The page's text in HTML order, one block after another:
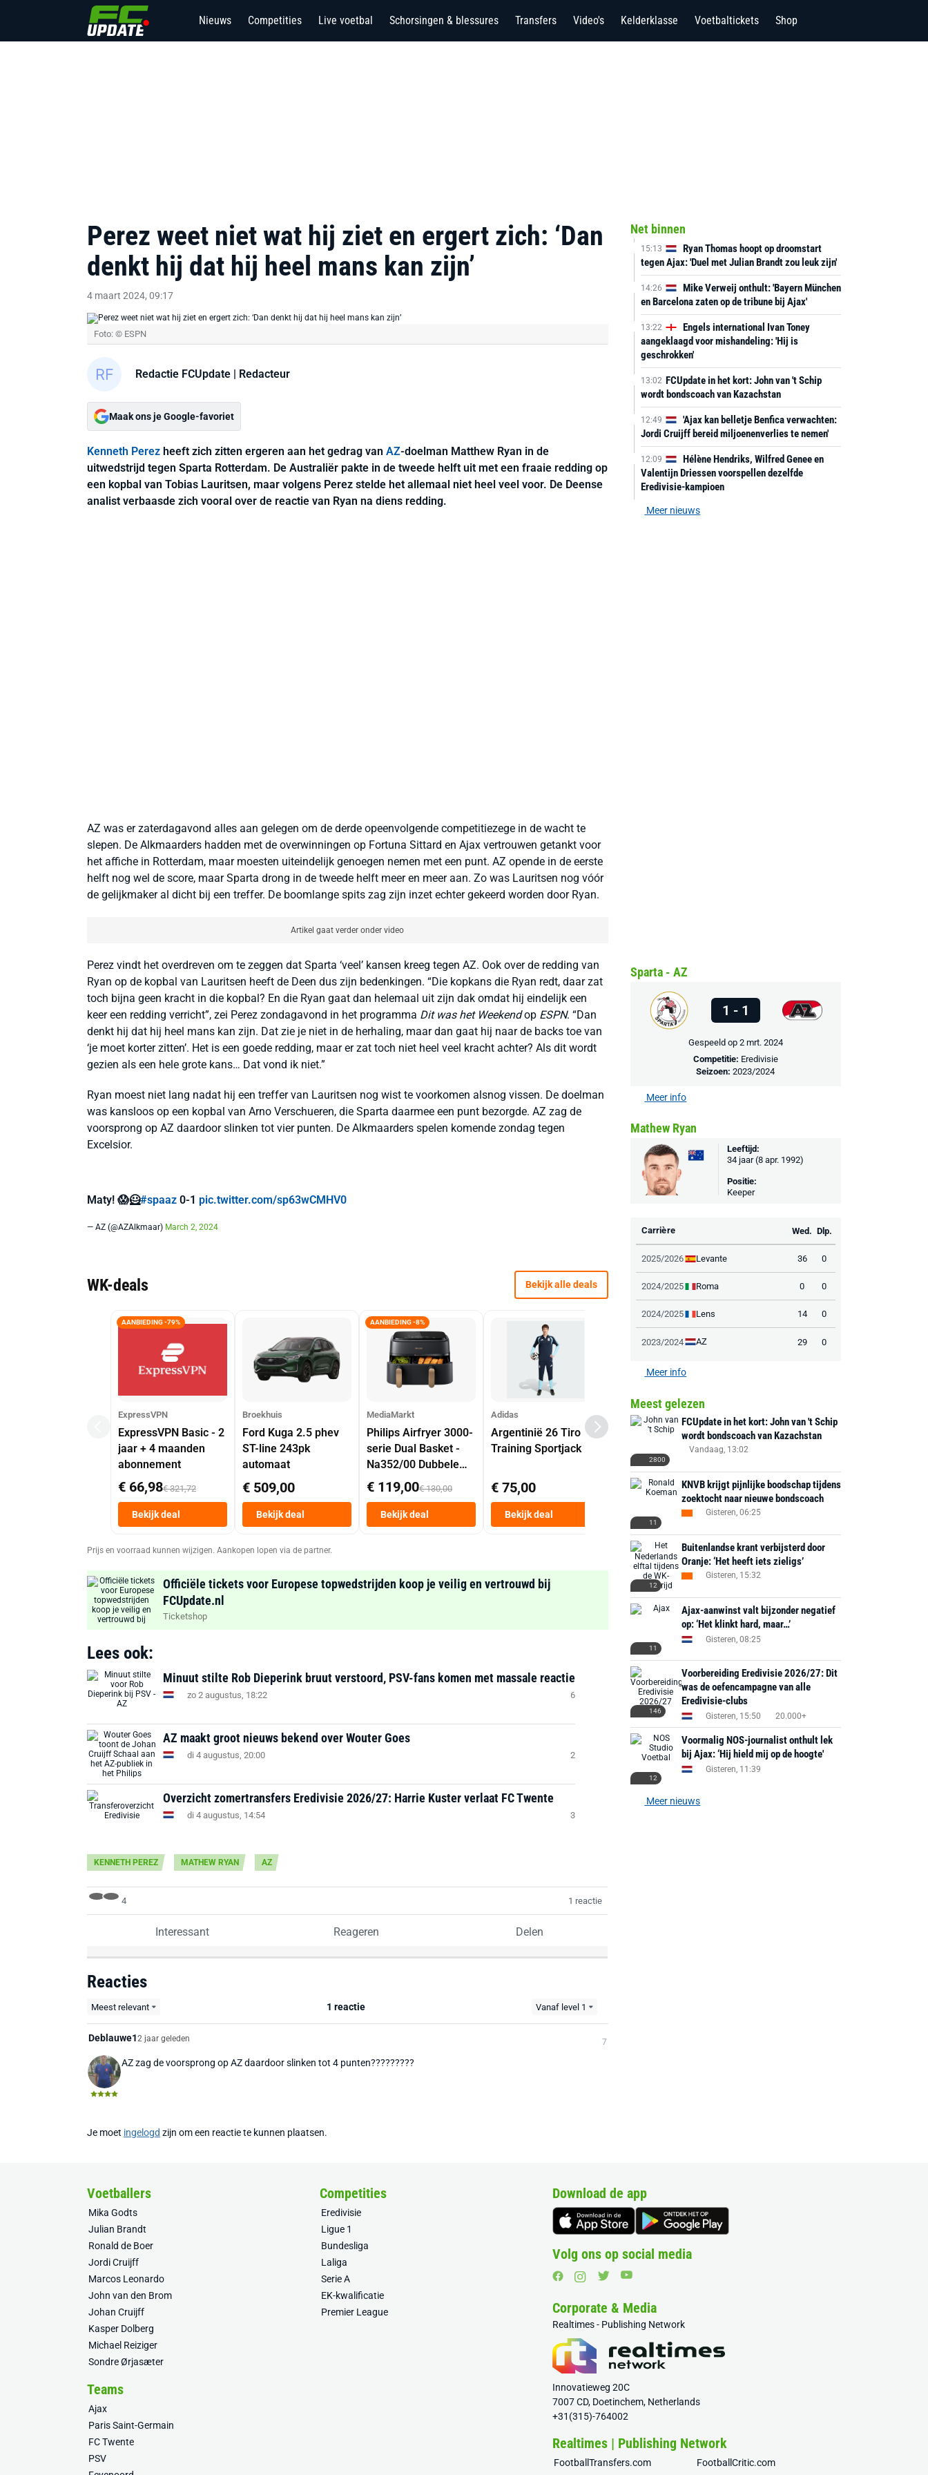
Nieuws Competities Live voetbal Schorsingen & blessures Transfers Video's Kelderklasse Voetbaltickets Shop
Perez weet niet wat hij ziet en ergert zich: ‘Dan
denkt hij dat hij heel mans kan zijn’
4 maart 2024, 09:17
Foto: © ESPN
Redactie FCUpdate | Redacteur
Maak ons je Google-favoriet
Kenneth Perez heeft zich zitten ergeren aan het gedrag van AZ-doelman Matthew Ryan in de
uitwedstrijd tegen Sparta Rotterdam. De Australiër pakte in de tweede helft uit met een fraaie redding op
een kopbal van Tobias Lauritsen, maar volgens Perez stelde het allemaal niet heel veel voor. De Deense
analist verbaasde zich vooral over de reactie van Ryan na diens redding.
AZ was er zaterdagavond alles aan gelegen om de derde opeenvolgende competitiezege in de wacht te
slepen. De Alkmaarders hadden met de overwinningen op Fortuna Sittard en Ajax vertrouwen getankt voor
het affiche in Rotterdam, maar moesten uiteindelijk genoegen nemen met een punt. AZ opende in de eerste
helft nog wel de score, maar Sparta drong in de tweede helft meer en meer aan. Zo was Lauritsen nog vóór
de gelijkmaker al dicht bij een treffer. De boomlange spits zag zijn inzet echter gekeerd worden door Ryan.
Artikel gaat verder onder video
Perez vindt het overdreven om te zeggen dat Sparta ‘veel’ kansen kreeg tegen AZ. Ook over de redding van
Ryan op de kopbal van Lauritsen heeft de Deen dus zijn bedenkingen. “Die kopkans die Ryan redt, daar zat
toch bijna geen kracht in die kopbal? En die Ryan gaat dan helemaal uit zijn dak omdat hij eindelijk een
keer een redding verricht”, zei Perez zondagavond in het programma Dit was het Weekendop ESPN. “Dan
denkt hij dat hij heel mans kan zijn. Dat zie je niet in de herhaling, maar dan gaat hij naar de backs toe van
‘je moet korter zitten’. Het is een goede redding, maar er zat toch niet heel veel kracht achter? Als dit wordt
gezien als een hele grote kans… Dat vond ik niet.”
Ryan moest niet lang nadat hij een treffer van Lauritsen nog wist te voorkomen alsnog vissen. De doelman
was kansloos op een kopbal van Arno Verschueren, die Sparta daarmee een punt bezorgde. AZ zag de
voorsprong op AZ daardoor slinken tot vier punten. De Alkmaarders spelen komende zondag tegen
Excelsior.
Maty! 😱🦸#spaaz 0-1 pic.twitter.com/sp63wCMHV0
— AZ (@AZAlkmaar) March 2, 2024
WK-deals Bekijk alle deals
AANBIEDING -79%
ExpressVPN
ExpressVPN Basic - 2
jaar + 4 maanden
abonnement
€ 66,98€ 321,72
Bekijk deal
Broekhuis
Ford Kuga 2.5 phev
ST-line 243pk
automaat
€ 509,00
Bekijk deal
AANBIEDING -8%
MediaMarkt
Philips Airfryer 3000-
serie Dual Basket -
Na352/00 Dubbele
Mand 9 L Tot 6
Personen
Heteluchtfriteuse
Zwart
€ 119,00€ 130,00
Bekijk deal
Adidas
Argentinië 26 Tiro
Training Sportjack
€ 75,00
Bekijk deal
MediaMarkt
EA Sports FC 26 -
€ 29,99
Bekijk deal
Adidas
F50 Messi Elite Firm
Ground Boots Kids
€ 78,00€ 130,00
Bekijk deal
Prijs en voorraad kunnen wijzigen. Aankopen lopen via de partner.
Officiële tickets voor Europese topwedstrijden koop je veilig en vertrouwd bij
FCUpdate.nl
Ticketshop
Lees ook:
Minuut stilte Rob Dieperink bruut verstoord, PSV-fans komen met massale reactie
zo 2 augustus, 18:22 6
AZ maakt groot nieuws bekend over Wouter Goes
di 4 augustus, 20:00 2
Overzicht zomertransfers Eredivisie 2026/27: Harrie Kuster verlaat FC Twente
di 4 augustus, 14:54 3
KENNETH PEREZ MATHEW RYAN AZ
4 1 reactie
Interessant Reageren Delen
Reacties
Meest relevant 1 reactie Vanaf level 1
Deblauwe12 jaar geleden 7
AZ zag de voorsprong op AZ daardoor slinken tot 4 punten?????????
Je moet ingelogd zijn om een reactie te kunnen plaatsen.
Net binnen
15:13
Ryan Thomas hoopt op droomstart
tegen Ajax: 'Duel met Julian Brandt zou leuk zijn'
14:26
Mike Verweij onthult: 'Bayern München
en Barcelona zaten op de tribune bij Ajax'
13:22
Engels international Ivan Toney
aangeklaagd voor mishandeling: 'Hij is
geschrokken'
13:02 FCUpdate in het kort: John van 't Schip
wordt bondscoach van Kazachstan
12:49
'Ajax kan belletje Benfica verwachten:
Jordi Cruijff bereid miljoenenverlies te nemen'
12:09
Hélène Hendriks, Wilfred Genee en
Valentijn Driessen voorspellen dezelfde
Eredivisie-kampioen
Meer nieuws
Sparta - AZ
1 - 1
Gespeeld op 2 mrt. 2024
Competitie: Eredivisie
Seizoen:2023/2024
Meer info
Mathew Ryan
Leeftijd:
34 jaar (8 apr. 1992)
Positie:
Keeper
Carrière Wed. Dlp.
2025/2026 Levante 36 0
2024/2025 Roma 0 0
2024/2025 Lens 14 0
2023/2024 AZ 29 0
Meer info
Meest gelezen
2800
FCUpdate in het kort: John van 't Schip
wordt bondscoach van Kazachstan
Vandaag, 13:02
11
KNVB krijgt pijnlijke boodschap tijdens
zoektocht naar nieuwe bondscoach
Gisteren, 06:25
12
Buitenlandse krant verbijsterd door
Oranje: ‘Het heeft iets zieligs’
Gisteren, 15:32
11
Ajax-aanwinst valt bijzonder negatief
op: ‘Het klinkt hard, maar…’
Gisteren, 08:25
146
Voorbereiding Eredivisie 2026/27: Dit
was de oefencampagne van alle
Eredivisie-clubs
Gisteren, 15:50 20.000+
12
Voormalig NOS-journalist onthult lek
bij Ajax: ‘Hij hield mij op de hoogte'
Gisteren, 11:39
Meer nieuws
Voetballers
Mika Godts
Julian Brandt
Ronald de Boer
Jordi Cruijff
Marcos Leonardo
John van den Brom
Johan Cruijff
Kasper Dolberg
Michael Reiziger
Sondre Ørjasæter
Competities
Eredivisie
Ligue 1
Bundesliga
Laliga
Serie A
EK-kwalificatie
Premier League
Teams
Ajax
Paris Saint-Germain
FC Twente
PSV
Download de app
Volg ons op social media
Corporate & Media
Realtimes - Publishing Network
Innovatieweg 20C
7007 CD, Doetinchem, Netherlands
+31(315)-764002
Realtimes | Publishing Network
FootballTransfers.com
FootballCritic.com